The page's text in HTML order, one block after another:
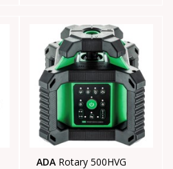
ADA Rotary 500HVG